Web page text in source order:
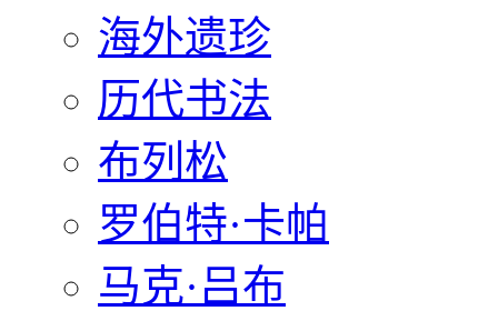
海外遗珍
历代书法
布列松
罗伯特·卡帕
马克·吕布